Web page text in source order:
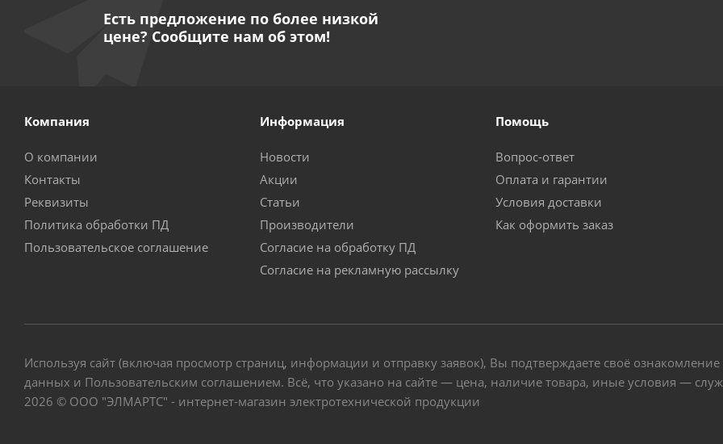
Есть предложение по более низкой
цене? Сообщите нам об этом!
Компания
О компании
Контакты
Реквизиты
Политика обработки ПД
Пользовательское соглашение
Информация
Новости
Акции
Статьи
Производители
Согласие на обработку ПД
Согласие на рекламную рассылку
Помощь
Вопрос-ответ
Оплата и гарантии
Условия доставки
Как оформить заказ
Используя сайт (включая просмотр страниц, информации и отправку заявок), Вы подтверждаете своё
данных и Пользовательским соглашением. Всё, что указано на сайте — цена, наличие товара, иные условия —
2026 © ООО "ЭЛМАРТС" - интернет-магазин электротехнической продукции